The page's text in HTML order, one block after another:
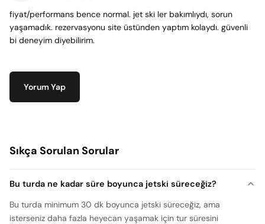
fiyat/performans bence normal. jet ski ler bakımlıydı, sorun
yaşamadık. rezervasyonu site üstünden yaptım kolaydı. güvenli
bi deneyim diyebilirim.
Yorum Yap
Sıkça Sorulan Sorular
Bu turda ne kadar süre boyunca jetski süreceğiz?
Bu turda minimum 30 dk boyunca jetski süreceğiz, ama
isterseniz daha fazla heyecan yaşamak için tur süresini